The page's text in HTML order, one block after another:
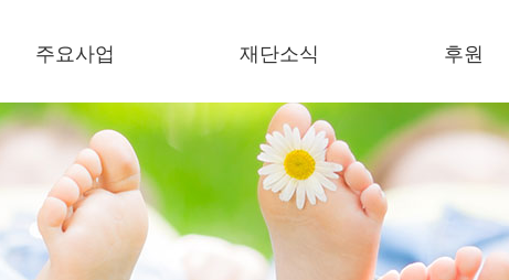
주요사업
복지기관 운영
보육기관 운영
한결장학금
잔치한마당
미세먼지저감 지원사업
재단소식
소식란
언론보도
이사회의록 공개
한결스토리
후원
후원하기